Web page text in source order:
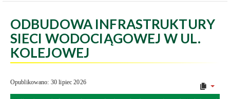
ODBUDOWA INFRASTRUKTURY
SIECI WODOCIĄGOWEJ W UL.
KOLEJOWEJ
Opublikowano: 30 lipiec 2026